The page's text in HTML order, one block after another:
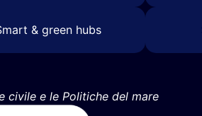
& green hubs
civile e le Politiche del mare